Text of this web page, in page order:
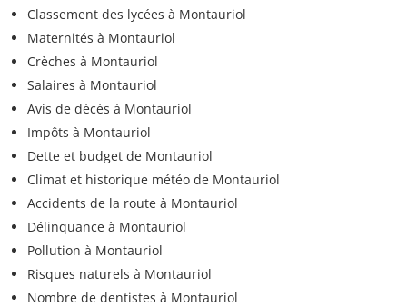
Classement des lycées à Montauriol
Maternités à Montauriol
Crèches à Montauriol
Salaires à Montauriol
Avis de décès à Montauriol
Impôts à Montauriol
Dette et budget de Montauriol
Climat et historique météo de Montauriol
Accidents de la route à Montauriol
Délinquance à Montauriol
Pollution à Montauriol
Risques naturels à Montauriol
Nombre de dentistes à Montauriol